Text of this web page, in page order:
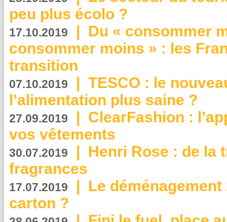
peu plus écolo ?
17.10.2019 | Du « consommer
consommer moins » : les
transition
07.10.2019 | TESCO : le
l’alimentation plus saine ?
27.09.2019 | ClearFashion :
vos vêtements
30.07.2019 | Henri Rose : de la
fragrances
17.07.2019 | Le
carton ?